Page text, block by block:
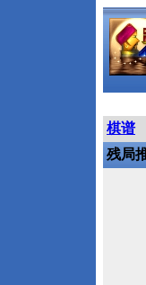
棋谱
残局